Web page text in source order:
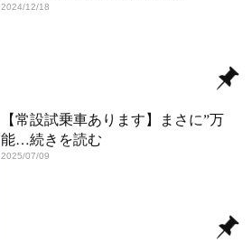
2024/12/18
【常設試乗車あります】まさに”万
能…続きを読む
2025/07/09